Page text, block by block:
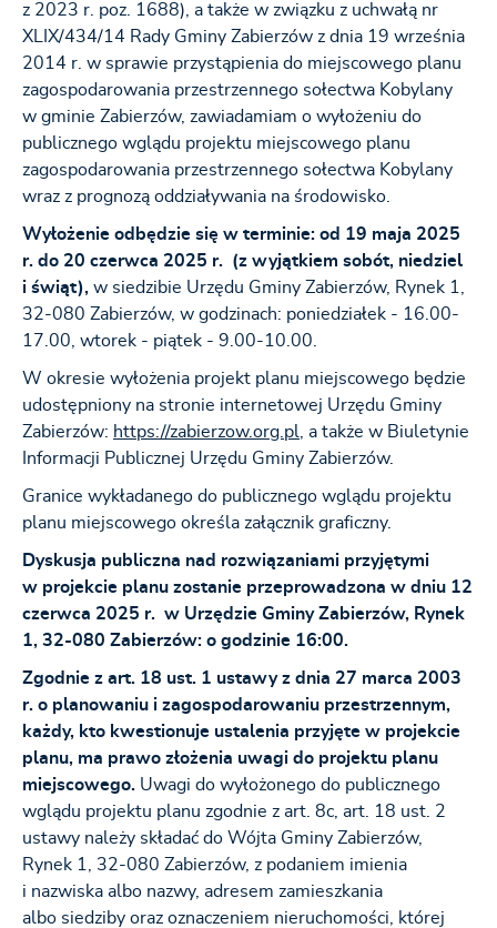
z 2023 r. poz. 1688), a także w związku z uchwałą nr
XLIX/434/14 Rady Gminy Zabierzów z dnia 19 września
2014 r. w sprawie przystąpienia do miejscowego planu
zagospodarowania przestrzennego sołectwa Kobylany
w gminie Zabierzów, zawiadamiam o wyłożeniu do
publicznego wglądu projektu miejscowego planu
zagospodarowania przestrzennego sołectwa Kobylany
wraz z prognozą oddziaływania na środowisko.
Wyłożenie odbędzie się w terminie: od 19 maja 2025
r. do 20 czerwca 2025 r. (z wyjątkiem sobót, niedziel
i świąt), w siedzibie Urzędu Gminy Zabierzów, Rynek 1,
32-080 Zabierzów, w godzinach: poniedziałek - 16.00-
17.00, wtorek - piątek - 9.00-10.00.
W okresie wyłożenia projekt planu miejscowego będzie
udostępniony na stronie internetowej Urzędu Gminy
Zabierzów: https://zabierzow.org.pl , a także w Biuletynie
Informacji Publicznej Urzędu Gminy Zabierzów.
Granice wykładanego do publicznego wglądu projektu
planu miejscowego określa załącznik graficzny.
Dyskusja publiczna nad rozwiązaniami przyjętymi
w projekcie planu zostanie przeprowadzona w dniu 12
czerwca 2025 r. w Urzędzie Gminy Zabierzów, Rynek
1, 32-080 Zabierzów: o godzinie 16:00.
Zgodnie z art. 18 ust. 1 ustawy z dnia 27 marca 2003
r. o planowaniu i zagospodarowaniu przestrzennym,
każdy, kto kwestionuje ustalenia przyjęte w projekcie
planu, ma prawo złożenia uwagi do projektu planu
miejscowego. Uwagi do wyłożonego do publicznego
wglądu projektu planu zgodnie z art. 8c, art. 18 ust. 2
ustawy należy składać do Wójta Gminy Zabierzów,
Rynek 1, 32-080 Zabierzów, z podaniem imienia
i nazwiska albo nazwy, adresem zamieszkania
albo siedziby oraz oznaczeniem nieruchomości, której